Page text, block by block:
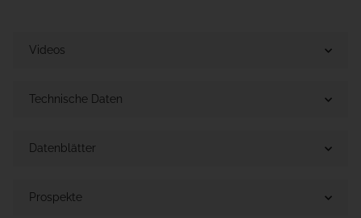
Videos
Technische Daten
Datenblätter
Prospekte